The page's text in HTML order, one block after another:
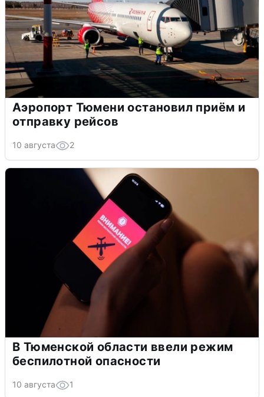
Аэропорт Тюмени остановил приём и
отправку рейсов
10 августа 2
В Тюменской области ввели режим
беспилотной опасности
10 августа 1